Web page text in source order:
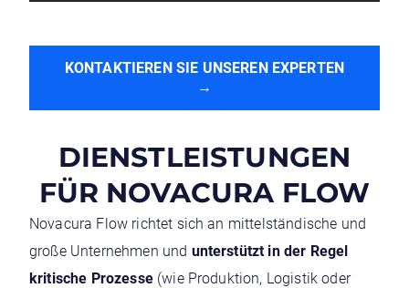
KONTAKTIEREN SIE UNSEREN EXPERTEN
→
DIENSTLEISTUNGEN
FÜR NOVACURA FLOW
Novacura Flow richtet sich an mittelständische und
große Unternehmen und unterstützt in der Regel
kritische Prozesse (wie Produktion, Logistik oder